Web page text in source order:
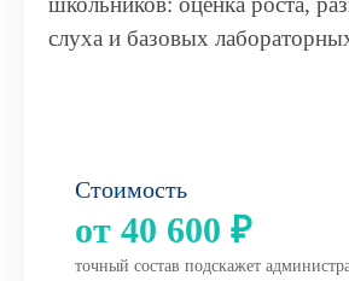
слуха и базовых
Стоимость
от 40 600 ₽
точный состав подскажет